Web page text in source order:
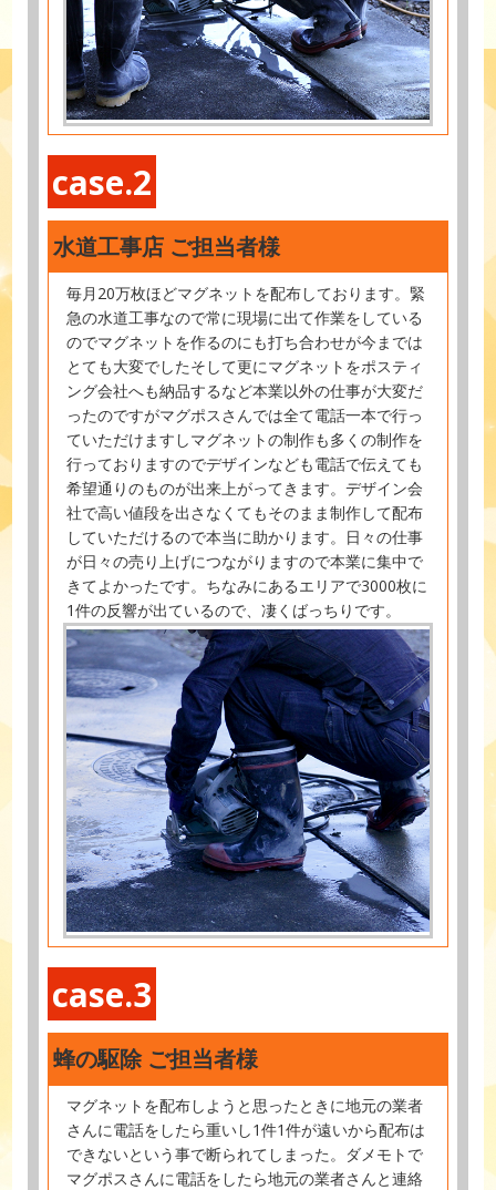
case.2
水道工事店 ご担当者様
毎月20万枚ほどマグネットを配布しております。緊
急の水道工事なので常に現場に出て作業をしている
のでマグネットを作るのにも打ち合わせが今までは
とても大変でしたそして更にマグネットをポスティ
ング会社へも納品するなど本業以外の仕事が大変だ
ったのですがマグポスさんでは全て電話一本で行っ
ていただけますしマグネットの制作も多くの制作を
行っておりますのでデザインなども電話で伝えても
希望通りのものが出来上がってきます。デザイン会
社で高い値段を出さなくてもそのまま制作して配布
していただけるので本当に助かります。日々の仕事
が日々の売り上げにつながりますので本業に集中で
きてよかったです。ちなみにあるエリアで3000枚に
1件の反響が出ているので、凄くばっちりです。
case.3
蜂の駆除 ご担当者様
マグネットを配布しようと思ったときに地元の業者
さんに電話をしたら重いし1件1件が遠いから配布は
できないという事で断られてしまった。ダメモトで
マグポスさんに電話をしたら地元の業者さんと連絡